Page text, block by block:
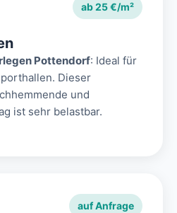
ab 25 €/m²
Pottendorf: Ideal für
Dieser
und
ist sehr belastbar.
auf Anfrage